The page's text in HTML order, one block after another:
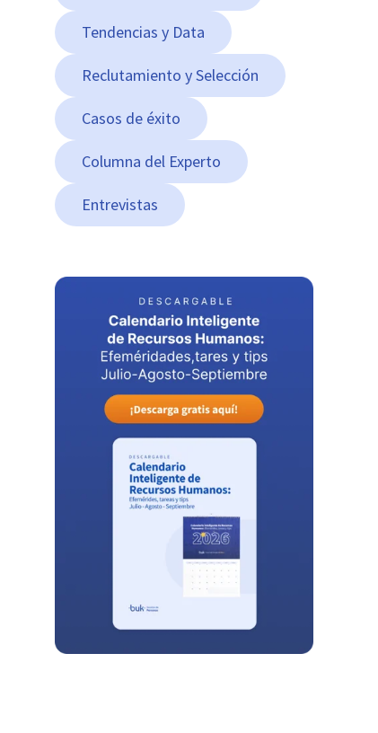
Tendencias y Data
Reclutamiento y Selección
Casos de éxito
Columna del Experto
Entrevistas